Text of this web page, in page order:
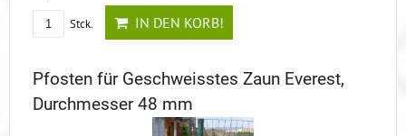
Stck. IN DEN KORB!
Pfosten für Geschweisstes Zaun Everest,
Durchmesser 48 mm